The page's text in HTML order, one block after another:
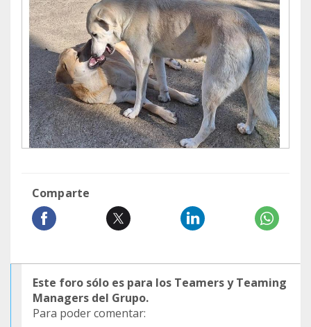
Comparte
Este foro sólo es para los Teamers y Teaming
Managers del Grupo.
Para poder comentar: